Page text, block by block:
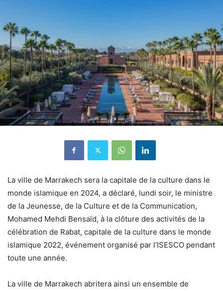
La ville de Marrakech sera la capitale de la culture dans le
monde islamique en 2024, a déclaré, lundi soir, le ministre
de la Jeunesse, de la Culture et de la Communication,
Mohamed Mehdi Bensaïd, à la clôture des activités de la
célébration de Rabat, capitale de la culture dans le monde
islamique 2022, événement organisé par l’ISESCO pendant
toute une année.
La ville de Marrakech abritera ainsi un ensemble de